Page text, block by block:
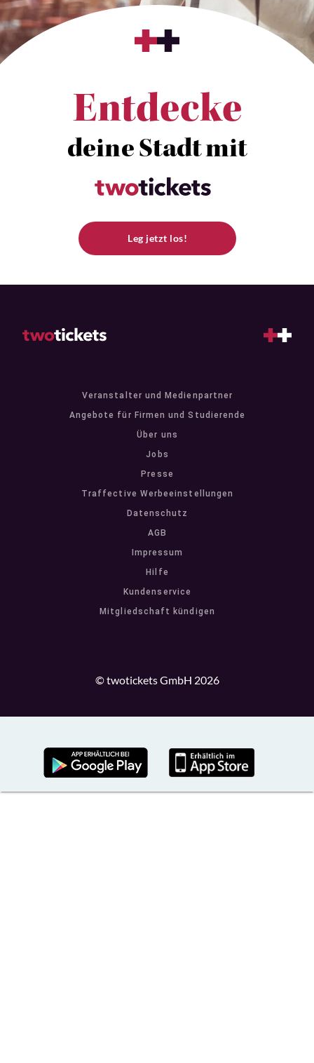
Entdecke
deine Stadt mit
Leg jetzt los!
Veranstalter und Medienpartner
Angebote für Firmen und Studierende
Über uns
Jobs
Presse
Traffective Werbeeinstellungen
Datenschutz
AGB
Impressum
Hilfe
Kundenservice
Mitgliedschaft kündigen
© twotickets GmbH 2026